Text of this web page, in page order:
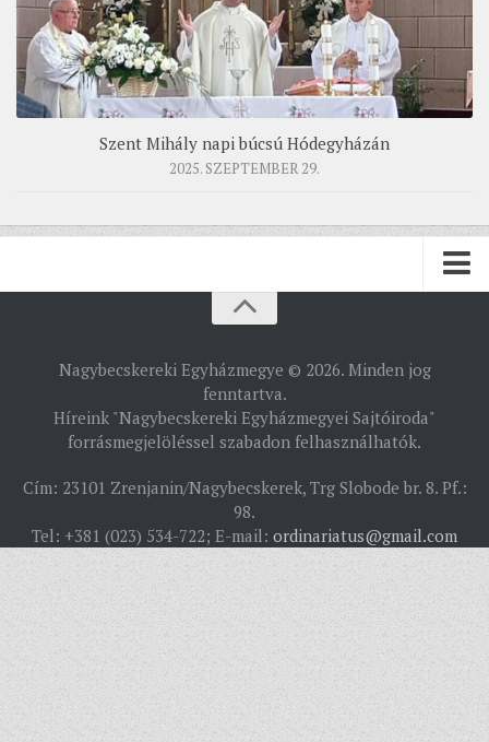
Szent Mihály napi búcsú Hódegyházán
2025. SZEPTEMBER 29.
TÖRTÉNELEM
EGYHÁZMEGYEI LEVÉLTÁR
LELKIPÁSZTOROK
SZERZETESRENDEK
IN MEMORIAM
PLÉBÁNIÁK
ÉSZAKI ESPERESSÉG
KÖZPONTI ESPERESSÉG
Nagybecskereki Egyházmegye © 2026. Minden jog
fenntartva.
Híreink "Nagybecskereki Egyházmegyei Sajtóiroda"
forrásmegjelöléssel szabadon felhasználhatók.
Cím: 23101 Zrenjanin/Nagybecskerek, Trg Slobode br. 8. Pf.:
98.
Tel: +381 (023) 534-722; E-mail: ordinariatus@gmail.com